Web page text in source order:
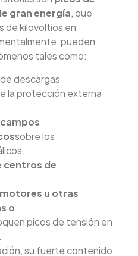
gran energía, que
de kilovoltios en
pueden
tales como:
de descargas
la protección externa
sobre los
centros de
u otras
o
picos de tensión en
su fuerte contenido